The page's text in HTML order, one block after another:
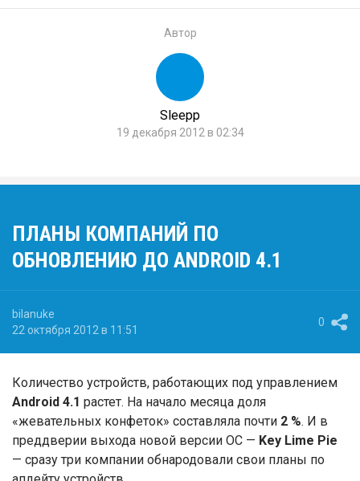
Автор
Sleepp
19 декабря 2012 в 02:34
ПЛАНЫ КОМПАНИЙ ПО
ОБНОВЛЕНИЮ ДО ANDROID 4.1
bilanuke
22 октября 2012 в 11:51
0
Количество устройств, работающих под управлением
Android 4.1 растет. На начало месяца доля
«жевательных конфеток» составляла почти 2 %. И в
преддверии выхода новой версии ОС — Key Lime Pie
— сразу три компании обнародовали свои планы по